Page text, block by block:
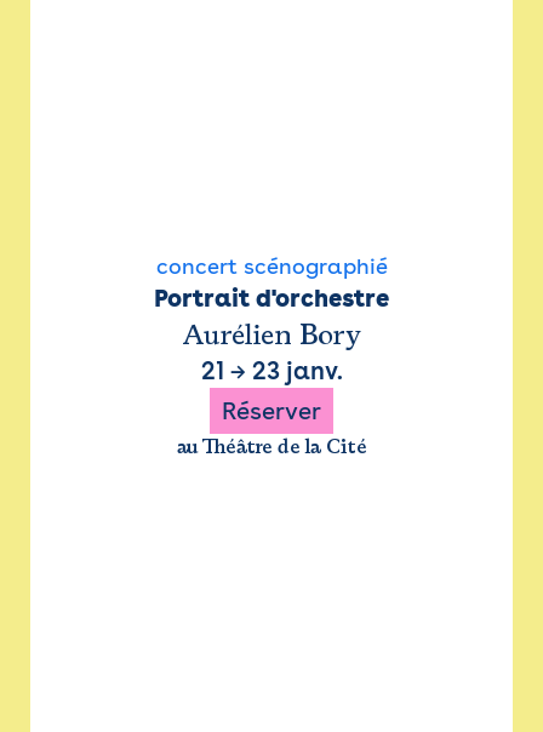
concert scénographié
Portrait d'orchestre
Aurélien Bory
21 → 23 janv.
Réserver
au Théâtre de la Cité